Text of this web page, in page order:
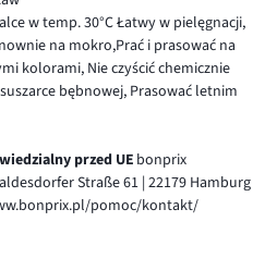
w temp. 30°C Łatwy w pielęgnacji,
na mokro,Prać i prasować na
kolorami, Nie czyścić chemicznie
bębnowej, Prasować letnim
przed UE bonprix
Straße 61 | 22179 Hamburg
pomoc/kontakt/